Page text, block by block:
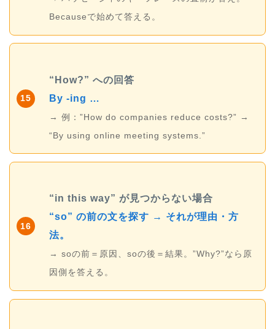
Becauseで始めて答える。
15
“How?” への回答
By -ing …
→ 例：”How do companies reduce costs?” →
“By using online meeting systems.”
16
“in this way” が見つからない場合
“so” の前の文を探す → それが理由・方
法。
→ soの前＝原因、soの後＝結果。”Why?”なら原
因側を答える。